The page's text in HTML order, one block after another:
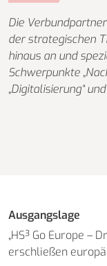
Die
der strategischen
hinaus an und
Schwerpunkte
„Digitalisierung“
Ausgangslage
„HS³ Go Europe –
erschließen